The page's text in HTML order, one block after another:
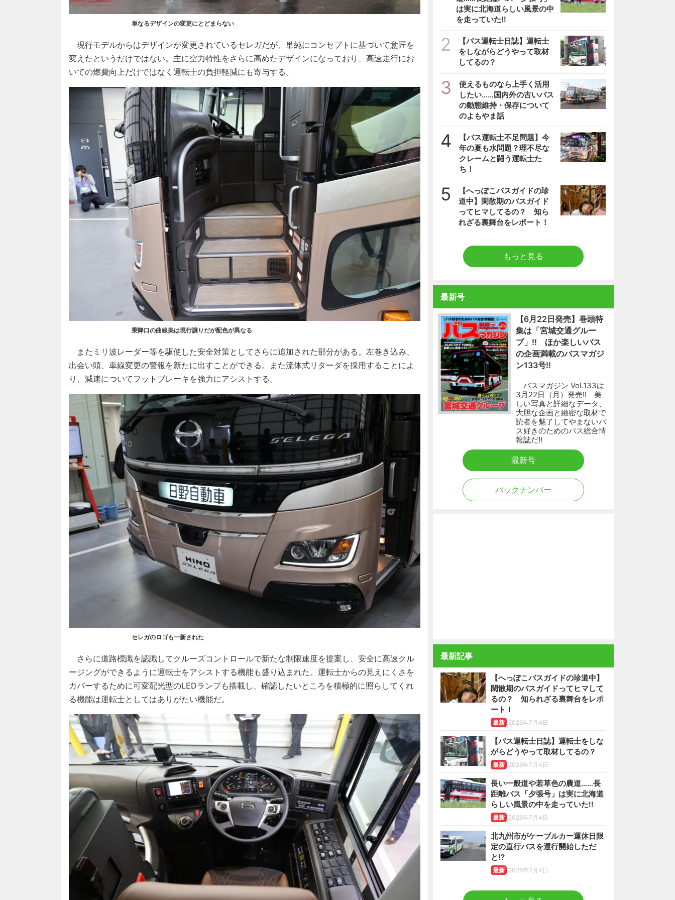
単なるデザインの変更にとどまらない
現行モデルからはデザインが変更されているセレガだが、単純にコンセプトに基づいて意匠を
変えたというだけではない。主に空力特性をさらに高めたデザインになっており、高速走行にお
いての燃費向上だけではなく運転士の負担軽減にも寄与する。
乗降口の曲線美は現行譲りだが配色が異なる
またミリ波レーダー等を駆使した安全対策としてさらに追加された部分がある。左巻き込み、
出会い頭、車線変更の警報を新たに出すことができる。また流体式リターダを採用することによ
り、減速についてフットブレーキを強力にアシストする。
セレガのロゴも一新された
さらに道路標識を認識してクルーズコントロールで新たな制限速度を提案し、安全に高速クル
ージングができるように運転士をアシストする機能も盛り込まれた。運転士からの見えにくさを
カバーするために可変配光型のLEDランプも搭載し、確認したいところを積極的に照らしてくれ
る機能は運転士としてはありがたい機能だ。
は実に北海道らしい風景の中
を走っていた!!
2
【バス運転士日誌】運転士
をしながらどうやって取材
してるの？
3
使えるものなら上手く活用
したい……国内外の古いバス
の動態維持・保存について
のよもやま話
4
【バス運転士不足問題】今
年の夏も水問題？理不尽な
クレームと闘う運転士た
ち！
5
【へっぽこバスガイドの珍
道中】閑散期のバスガイド
ってヒマしてるの？ 知ら
れざる裏舞台をレポート！
もっと見る
最新号
【6月22日発売】巻頭特
集は「宮城交通グルー
プ」!! ほか楽しいバス
の企画満載のバスマガジ
ン133号!!
バスマガジン Vol.133は
3月22日（月）発売!! 美
しい写真と詳細なデータ、
大胆な企画と緻密な取材で
読者を魅了してやまないバ
ス好きのためのバス総合情
報誌だ!!
最新号
バックナンバー
最新記事
【へっぽこバスガイドの珍道中】
閑散期のバスガイドってヒマして
るの？ 知られざる裏舞台をレポ
ート！
最新 2026年7月4日
【バス運転士日誌】運転士をしな
がらどうやって取材してるの？
最新 2026年7月4日
長い一般道や若草色の農道……長
距離バス「夕張号」は実に北海道
らしい風景の中を走っていた!!
最新 2026年7月4日
北九州市がケーブルカー運休日限
定の直行バスを運行開始しただ
と!?
最新 2026年7月4日